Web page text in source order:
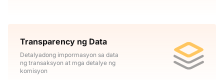
Transparency ng Data
Detalyadong impormasyon sa data
ng transaksyon at mga detalye ng
komisyon